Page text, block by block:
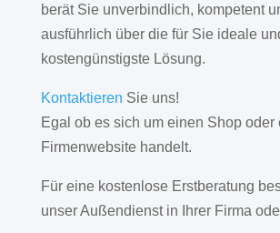
berät Sie unverbindlich, kompetent
ausführlich über die für Sie ideale
kostengünstigste Lösung.
Kontaktieren Sie uns!
Egal ob es sich um einen Shop oder
Firmenwebsite handelt.
Für eine kostenlose Erstberatung
unser Außendienst in Ihrer Firma